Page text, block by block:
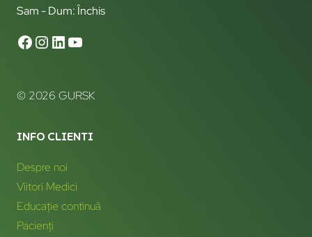
Sam - Dum: Închis
© 2026 GURSK
INFO CLIENTI
Despre noi
Viitori Medici
Educație continuă
Pacienți